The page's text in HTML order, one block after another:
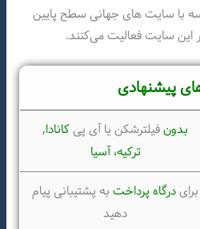
با سایت های جهانی سطح پایین
این سایت فعالیت می‌کنند.
پیشنهادی
بدونفیلترشکن یا آی پیکانادا,
ترکیه، آسیا
برایدرگاه پرداختبه پشتیبانی پیام
دهید